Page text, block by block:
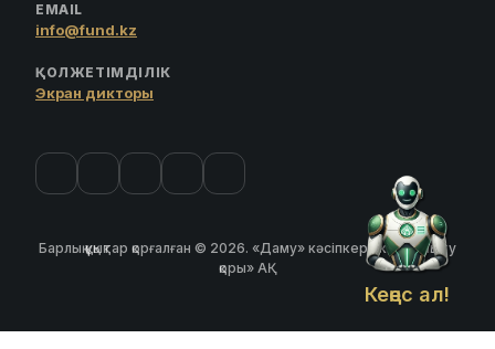
Кеңес ал!
EMAIL
info@fund.kz
ҚОЛЖЕТІМДІЛІК
Экран дикторы
Барлық құқықтар қорғалған © 2026. «Даму» кәсіпкерлікті дамыту
қоры» АҚ